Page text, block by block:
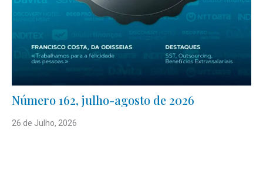
Número 162, julho-agosto de 2026
26 de Julho, 2026